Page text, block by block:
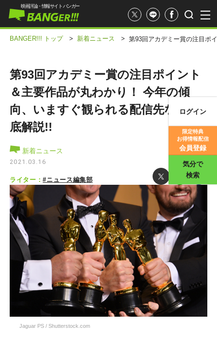
映画評論・情報サイト バンガー
ログイン
限定特典
お得情報配信
会員登録
気分で
検索
BANGER!!! トップ > 新着ニュース > 第93回アカデミー賞の注目ポ
第93回アカデミー賞の注目ポイント
＆主要作品が丸わかり！ 今年の傾
向、いますぐ観られる配信先など徹
底解説!!
新着ニュース
2021.03.16
ライター：#ニュース編集部
Jaguar PS / Shutterstock.com